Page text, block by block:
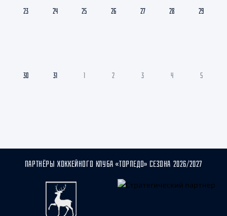
23 24 25 26 27 28 29
30 31 1 2 3 4 5
ПАРТНЁРЫ ХОККЕЙНОГО КЛУБА «ТОРПЕДО» СЕЗОНА 2026/2027